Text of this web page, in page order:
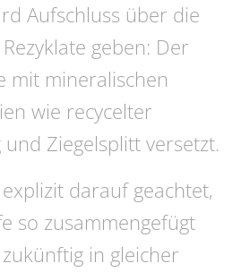
Aufschluss über die
geben: Der
mit mineralischen
wie recycelter
Ziegelsplitt versetzt.
darauf geachtet,
so zusammengefügt
in gleicher